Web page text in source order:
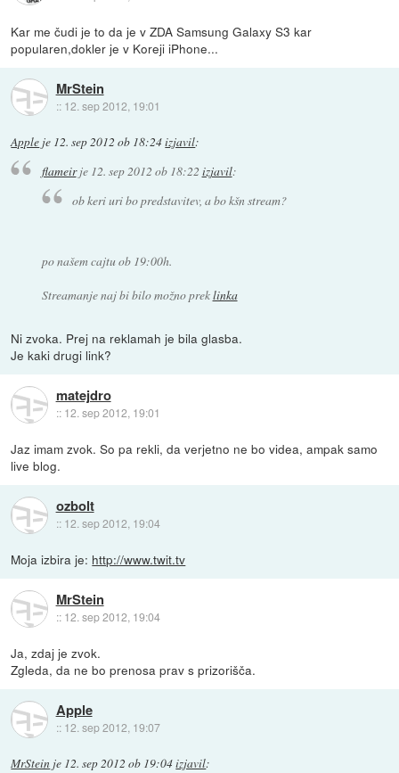
Kar me čudi je to da je v ZDA Samsung Galaxy S3 kar
popularen,dokler je v Koreji iPhone...
MrStein
:: 12. sep 2012, 19:01
Apple je 12. sep 2012 ob 18:24izjavil:
flameirje 12. sep 2012 ob 18:22 izjavil:
ob keri uri bo predstavitev, a bo kšn stream?
po našem cajtu ob 19:00h.
Streamanje naj bi bilo možno preklinka
Ni zvoka. Prej na reklamah je bila glasba.
Je kaki drugi link?
matejdro
:: 12. sep 2012, 19:01
Jaz imam zvok. So pa rekli, da verjetno ne bo videa, ampak samo
live blog.
ozbolt
:: 12. sep 2012, 19:04
Moja izbira je: http://www.twit.tv
MrStein
:: 12. sep 2012, 19:04
Ja, zdaj je zvok.
Zgleda, da ne bo prenosa prav s prizorišča.
Apple
:: 12. sep 2012, 19:07
MrStein je 12. sep 2012 ob 19:04izjavil: